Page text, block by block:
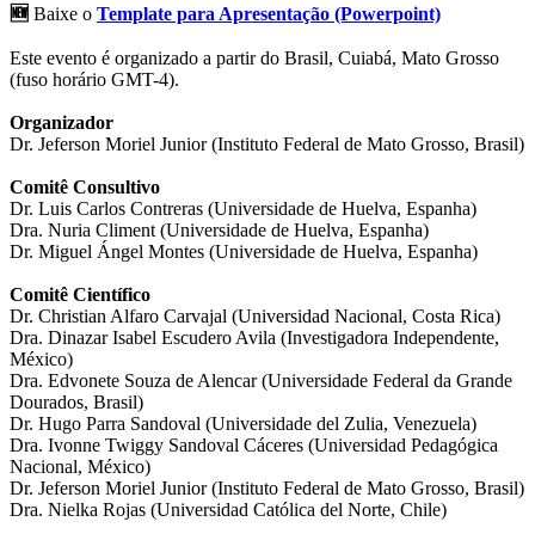
🆕 Baixe o Template para Apresentação (Powerpoint)
Este evento é organizado a partir do Brasil, Cuiabá, Mato Grosso
(fuso horário GMT-4).
Organizador
Dr. Jeferson Moriel Junior (Instituto Federal de Mato Grosso, Brasil)
Comitê Consultivo
Dr. Luis Carlos Contreras (Universidade de Huelva, Espanha)
Dra. Nuria Climent (Universidade de Huelva, Espanha)
Dr. Miguel Ángel Montes (Universidade de Huelva, Espanha)
Comitê Científico
Dr. Christian Alfaro Carvajal (Universidad Nacional, Costa Rica)
Dra. Dinazar Isabel Escudero Avila (Investigadora Independente,
México)
Dra. Edvonete Souza de Alencar (Universidade Federal da Grande
Dourados, Brasil)
Dr. Hugo Parra Sandoval (Universidade del Zulia, Venezuela)
Dra. Ivonne Twiggy Sandoval Cáceres (Universidad Pedagógica
Nacional, México)
Dr. Jeferson Moriel Junior (Instituto Federal de Mato Grosso, Brasil)
Dra. Nielka Rojas (Universidad Católica del Norte, Chile)